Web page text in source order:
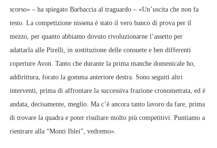
scorso» – ha spiegato Barbaccia al traguardo – «Un’uscita che non fa
testo. La competizione nissena è stato il vero banco di prova per il
mezzo, per quanto abbiamo dovuto rivoluzionarne l’assetto per
adattarla alle Pirelli, in sostituzione delle consuete e ben differenti
coperture Avon. Tanto che durante la prima manche domenicale ho,
addirittura, forato la gomma anteriore destra. Sono seguiti altri
interventi, prima di affrontare la successiva frazione cronometrata, ed è
andata, decisamente, meglio. Ma c’è ancora tanto lavoro da fare, prima
di trovare la quadra e poter risultare molto più competitivi. Puntiamo a
rientrare alla “Monti Iblei”, vedremo».